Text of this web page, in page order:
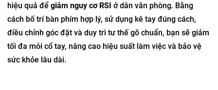
hiệu quả để giảm nguy cơ RSI ở dân văn phòng. Bằng
cách bố trí bàn phím hợp lý, sử dụng kê tay đúng cách,
điều chỉnh góc đặt và duy trì tư thế gõ chuẩn, bạn sẽ giảm
tối đa mỏi cổ tay, nâng cao hiệu suất làm việc và bảo vệ
sức khỏe lâu dài.